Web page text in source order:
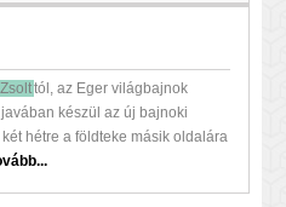
tól, az Eger világbajnok
készül az új bajnoki
hétre a földteke másik oldalára